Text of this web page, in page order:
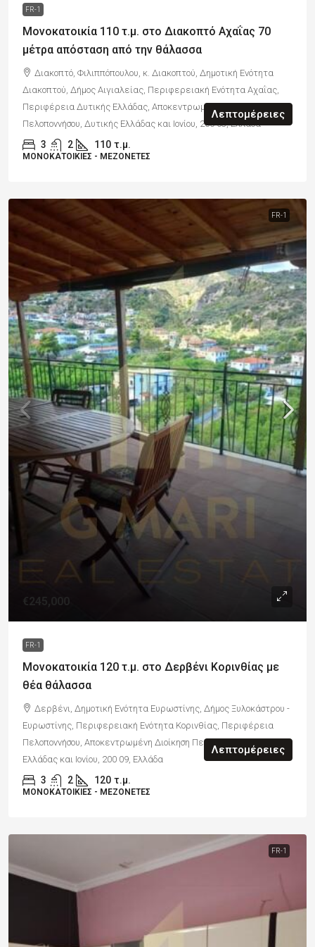
FR-1
Μονοκατοικία 110 τ.μ. στο Διακοπτό Αχαΐας 70
μέτρα απόσταση από την θάλασσα
Διακοπτό, Φιλιππόπουλου, κ. Διακοπτού, Δημοτική Ενότητα
Διακοπτού, Δήμος Αιγιαλείας, Περιφερειακή Ενότητα Αχαΐας,
Περιφέρεια Δυτικής Ελλάδας, Αποκεντρωμένη Διοίκηση
Πελοποννήσου, Δυτικής Ελλάδας και Ιονίου, 250 03, Ελλάδα
3 2 110 τ.μ.
ΜΟΝΟΚΑΤΟΙΚΊΕΣ - ΜΕΖΟΝΈΤΕΣ
Λεπτομέρειες
FR-1
€245,000
FR-1
Μονοκατοικία 120 τ.μ. στο Δερβένι Κορινθίας με
θέα θάλασσα
Δερβένι, Δημοτική Ενότητα Ευρωστίνης, Δήμος Ξυλοκάστρου -
Ευρωστίνης, Περιφερειακή Ενότητα Κορινθίας, Περιφέρεια
Πελοποννήσου, Αποκεντρωμένη Διοίκηση Πελοποννήσου, Δυτικής
Ελλάδας και Ιονίου, 200 09, Ελλάδα
3 2 120 τ.μ.
ΜΟΝΟΚΑΤΟΙΚΊΕΣ - ΜΕΖΟΝΈΤΕΣ
Λεπτομέρειες
FR-1